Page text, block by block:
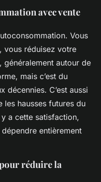
avec vente
Vous
vous réduisez votre
généralement autour de
mais c’est du
décennies. C’est aussi
les hausses futures du
a cette satisfaction,
entièrement
réduire la